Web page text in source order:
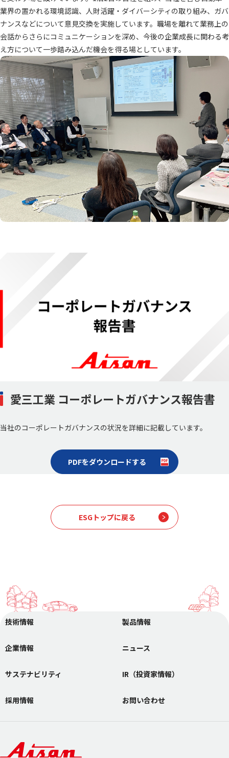
業界の置かれる環境認識、人財活躍・ダイバーシティの取り組み、ガバ
ナンスなどについて意見交換を実施しています。職場を離れて業務上の
会話からさらにコミュニケーションを深め、今後の企業成長に関わる考
え方について一歩踏み込んだ機会を得る場としています。
愛三工業 コーポレートガバナンス報告書
当社のコーポレートガバナンスの状況を詳細に記載しています。
PDFをダウンロードする
ESGトップに戻る
技術情報 製品情報
企業情報 ニュース
サステナビリティ IR（投資家情報）
採用情報 お問い合わせ